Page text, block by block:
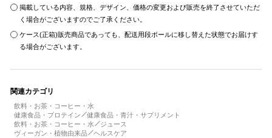
掲載している内容、規格、デザイン、価格の変更および販売を終了させていただ
く場合がございますのでご了承ください。
ケース(正箱)販売商品であっても、配送用段ボールに移し替えた状態でお届けす
る場合がございます。
関連カテゴリ
飲料・お茶・コーヒー・水
健康食品・プロテイン
健康食品・青汁・サプリメント
飲料・お茶・コーヒー・水
ジュース
ヴィーガン・植物由来品
ヘルスケア